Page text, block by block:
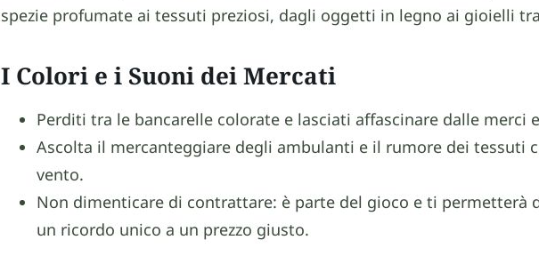
spezie profumate ai tessuti preziosi, dagli oggetti in legno ai gioielli
I Colori e i Suoni dei Mercati
Perditi tra le bancarelle colorate e lasciati affascinare dalle merci
Ascolta il mercanteggiare degli ambulanti e il rumore dei tessuti
vento.
Non dimenticare di contrattare: è parte del gioco e ti permetterà
un ricordo unico a un prezzo giusto.